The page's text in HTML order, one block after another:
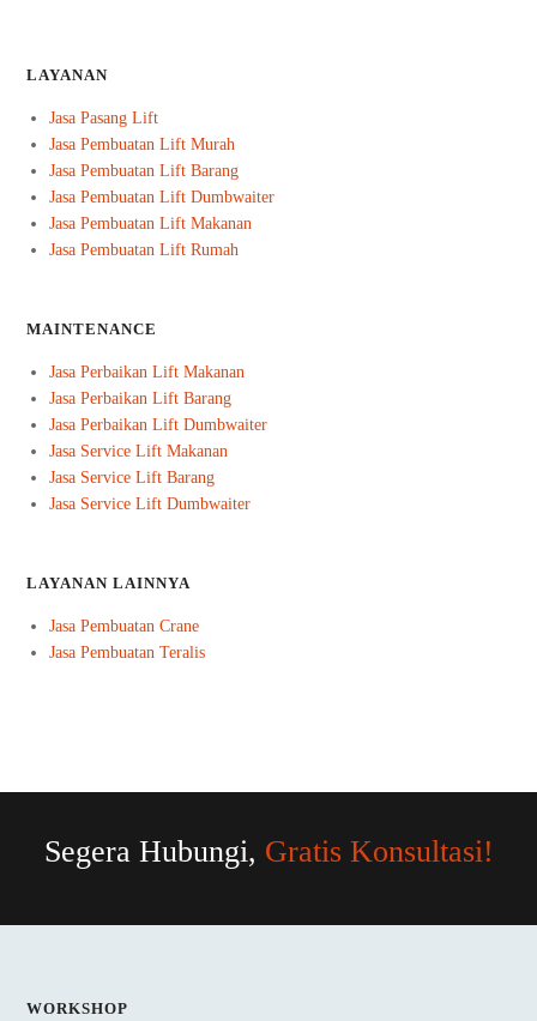
LAYANAN
Jasa Pasang Lift
Jasa Pembuatan Lift Murah
Jasa Pembuatan Lift Barang
Jasa Pembuatan Lift Dumbwaiter
Jasa Pembuatan Lift Makanan
Jasa Pembuatan Lift Rumah
MAINTENANCE
Jasa Perbaikan Lift Makanan
Jasa Perbaikan Lift Barang
Jasa Perbaikan Lift Dumbwaiter
Jasa Service Lift Makanan
Jasa Service Lift Barang
Jasa Service Lift Dumbwaiter
LAYANAN LAINNYA
Jasa Pembuatan Crane
Jasa Pembuatan Teralis
Segera Hubungi, Gratis Konsultasi!
WORKSHOP